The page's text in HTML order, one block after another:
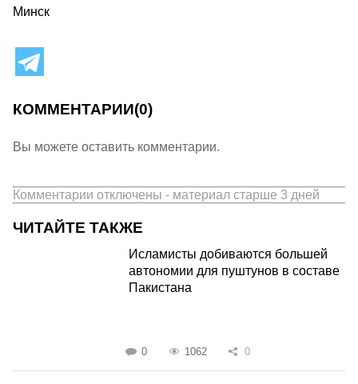
Минск
КОММЕНТАРИИ(0)
Вы можете оставить комментарии.
Комментарии отключены - материал старше 3 дней
ЧИТАЙТЕ ТАКЖЕ
Исламисты добиваются большей
автономии для пуштунов в составе
Пакистана
0 1062 0